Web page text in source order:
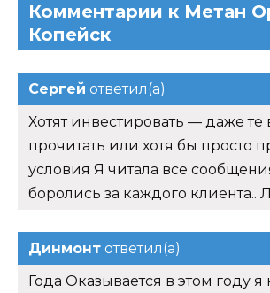
Комментарии к Метан
Копейск
Сергей ответил(а)
Хотят инвестировать — даже те
прочитать или хотя бы просто
условия Я читала все
боролись за каждого клиента..
Динмонт ответил(а)
Года Оказывается в этом году я